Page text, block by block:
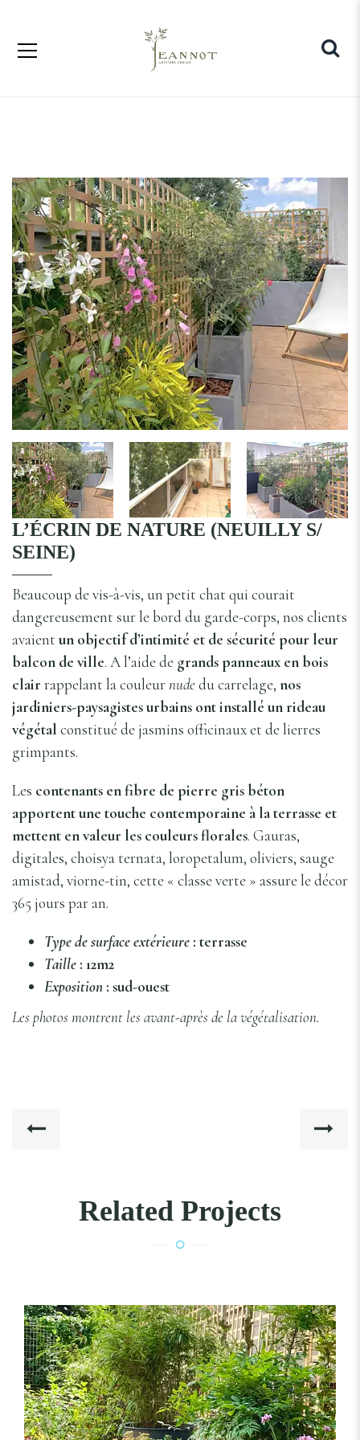
L’ÉCRIN DE NATURE (NEUILLY S/
SEINE)
Beaucoup de vis-à-vis, un petit chat qui courait
dangereusement sur le bord du garde-corps, nos clients
avaient un objectif d’intimité et de sécurité pour leur
balcon de ville. A l’aide de grands panneaux en bois
clair rappelant la couleurnudedu carrelage, nos
jardiniers-paysagistes urbains ont installé un rideau
végétal constitué de jasmins officinaux et de lierres
grimpants.
Les contenants en fibre de pierre gris béton
apportent une touche contemporaine à la terrasse et
mettent en valeur les couleurs florales. Gauras,
digitales, choisya ternata, loropetalum, oliviers, sauge
amistad, viorne-tin, cette « classe verte » assure le décor
365 jours par an.
Type de surface extérieure : terrasse
Taille : 12m2
Exposition : sud-ouest
Les photos montrent les avant-après de la végétalisation.
Related Projects